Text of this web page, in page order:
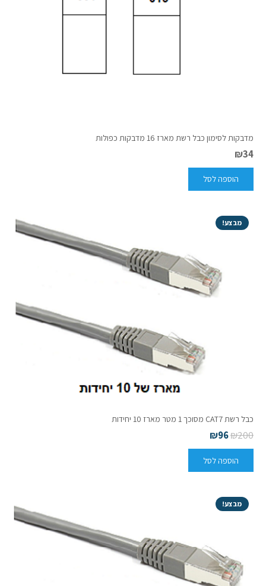
מדבקות לסימון כבל רשת מארז 16 מדבקות כפולות
₪34
הוספה לסל
מבצע!
כבל רשת CAT7 מסוכך 1 מטר מארז 10 יחידות
₪200
₪96
הוספה לסל
מבצע!